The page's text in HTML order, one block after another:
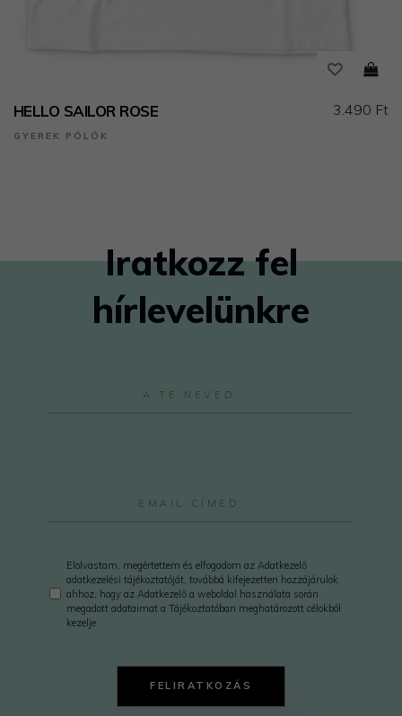
HELLO SAILOR ROSE
GYEREK PÓLÓK
3.490 Ft
Iratkozz fel
hírlevelünkre
Elolvastam, megértettem és elfogadom az Adatkezelő
adatkezelési tájékoztatóját, továbbá kifejezetten hozzájárulok
ahhoz, hogy az Adatkezelő a weboldal használata során
megadott adataimat a Tájékoztatóban meghatározott célokból
kezelje.
FELIRATKOZÁS